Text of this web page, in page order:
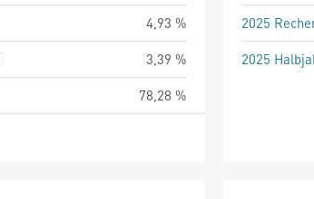
4,93 %
3,39 %
78,28 %
2025
2025